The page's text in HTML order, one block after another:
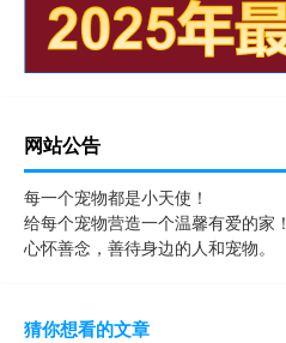
网站公告
每一个宠物都是小天使！
给每个宠物营造一个温馨有爱的家！
心怀善念，善待身边的人和宠物。
猜你想看的文章